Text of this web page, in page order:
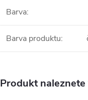
Barva:
Barva produktu:
Produkt